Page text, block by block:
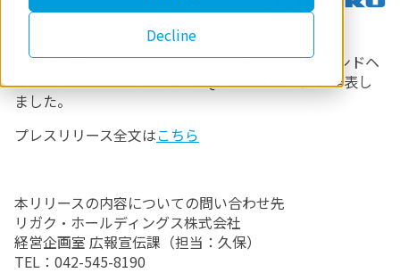
Decline
2023年6月26日 - Rigaku Analytical Devicesは、ハンドヘ
ルド型1064nmラマン分光計CQL Max-IDの発売を発表し
ました。
プレスリリース全文はこちら
本リリースの内容についての問い合わせ先
リガク・ホールディングス株式会社
経営企画室 広報宣伝課（担当：久保）
TEL：042-545-8190